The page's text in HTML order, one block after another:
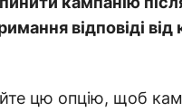
відповіді від
цю опцію, щоб